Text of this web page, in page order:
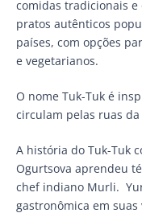
comidas tradicionais
pratos autênticos
países, com opções
e vegetarianos.
O nome Tuk-Tuk é
circulam pelas ruas
A história do Tuk-Tuk
Ogurtsova aprendeu
chef indiano Murli.
gastronômica em